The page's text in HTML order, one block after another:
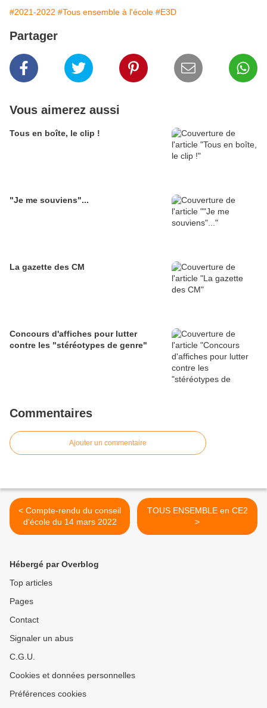
#2021-2022 #Tous ensemble à l'école #E3D
Partager
Vous aimerez aussi
Tous en boîte, le clip !
"Je me souviens"...
La gazette des CM
Concours d'affiches pour lutter
contre les "stéréotypes de genre"
Commentaires
Ajouter un commentaire
< Compte-rendu du conseil
d'école du 14 mars 2022
TOUS ENSEMBLE en CE2
>
Hébergé par Overblog
Top articles
Pages
Contact
Signaler un abus
C.G.U.
Cookies et données personnelles
Préférences cookies